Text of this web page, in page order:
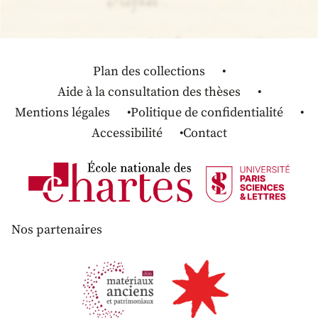
Plan des collections
Aide à la consultation des thèses
Mentions légales
Politique de confidentialité
Accessibilité
Contact
Nos partenaires